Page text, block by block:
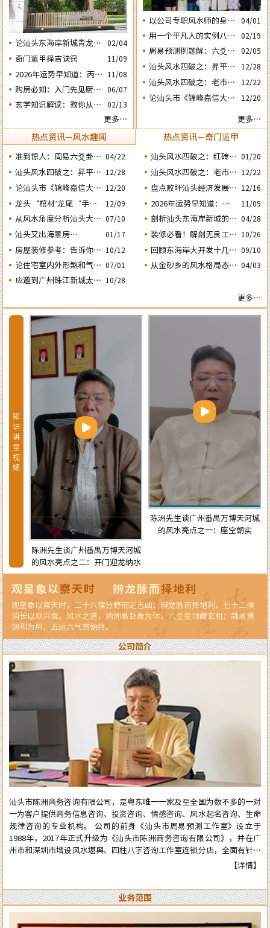
论汕头东海岸新城青龙白
虎砂和明堂案山的风水态
势
02/04
奇门遁甲择吉诀窍 11/09
2026年运势早知道：丙午
年运势不好的4个日期出
生人之一‘戊子’ 日
11/08
购房必知：入门先见厨房
餐厅的户型隐藏着那些弊
害？
06/07
玄学知识解读：教你从袁
正确看八字命局
02/13
更多…
以公司专职风水师的身份
应邀出席《星橙网络科技
公司》成立5周年庆典
04/01
用一个平凡人的实例八字
论断2026马年的流年运势
02/19
周易预测例题解：六爻占
卜2026年流年运势卦象分
析
02/05
汕头风水四破之：昇平路
骑楼拆毁破坏了蜘蛛网的
风水局
12/28
汕头风水四破之：老市政
府楼反向改造破坏了水局
风水。
12/22
论汕头市《锦峰嘉信大
12/20
更多…
热点资讯—风水趣闻 热点资讯—奇门遁甲
准到惊人：周易六爻卦占
运经典案例分享
04/22
汕头风水四破之：红砖楼
被拆除破坏了乌桥岛龟地
风水格局
01/20
汕头风水四破之：昇平路
骑楼拆毁破坏了蜘蛛网的
风水局
12/28
汕头风水四破之：老市政
府楼反向改造破坏了水局
风水。
12/22
论汕头市《锦峰嘉信大
厦》这栋“烂尾王”楼盘
与风水态势的关系
12/20
盘点败坏汕头经济发展的
四次处人为风水破局
12/16
龙头‘棺材’龙尾‘手
铐’汕头这两栋建筑物是
否隐藏着风水造局的悬
念？
12/09
2026年运势早知道：丙
午年运势不好的4个出生
日期之四‘庚子’ 日
11/09
从风水角度分析汕头大港
河产城融合示范区何时能
兴旺？
07/10
剖析汕头东海岸新城的风
水大局态势为购房者提供
更好的建议
04/28
汕头又出海景房​​​​​笋盘！很
多人都在问：腾瑞滨海湾
楼盘的风水态势怎么样？
01/17
装修必看！解剖无良工匠
是怎样使用魔咒在人家房
屋中“放蛊” 害人的？
10/26
房屋装修参考：告诉你房
子装修时鲁班法的催财催
官催文昌方法
10/12
回顾东海岸大开发十几
年：再看看有那些楼盘的
风水格局会比较好？
09/10
论住宅室内外形煞和气煞
的危害及可化与不可化的
区别
07/01
从金砂乡的风水格局态势 04/03
应邀到广州珠江新城太平 10/28
更多…
知
识
讲
堂
视
频
风水
陈洲先生谈广州番禺万博天河城
的风水亮点之二：开门迎龙纳水
陈洲先生谈广州番禺万博天河城
的风水亮点之一：座空朝实
观星象以察天时 辨龙脉而择地利
观星象以察天时，二十八宿分野而定吉凶；辨龙脉而择地利，七十二候
消长以测兴衰。风水之道，纳周易卦象为体，六爻变动藏玄机；融岐黄
调和为用，五运六气贯始终。
公司简介
汕头市陈洲商务咨询有限公司，是粤东唯一一家及至全国为数不多的一对
一为客户提供商务信息咨询、投资咨询、情感咨询、风水起名咨询、生命
规律咨询的专业机构。 公司的前身《汕头市周易预测工作室》设立于
1988年，2017年正式升级为《汕头市陈洲商务咨询有限公司》，并在广
州市和深圳市增设风水堪舆、四柱八字咨询工作室连锁分店，全面有针对
性地为在广州市和深圳市工作、生活的广大广州、深圳客户提供咨询服
可信。近四十年来深得众多新老客户的高度好评和信任。 陈洲先生是三
十年前在汕头市与张克明、胡玉尺名老先生齐名的老牌预测师、风水师。
几十年来专业于四柱八字的预测、周易六爻占卜、风水堪舆调理，各种喜
【详情】
业务范围